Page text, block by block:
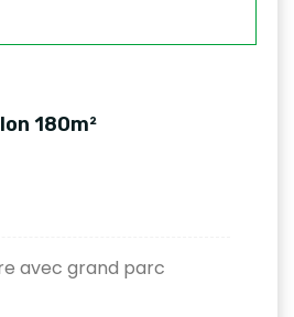
180m²
avec grand parc